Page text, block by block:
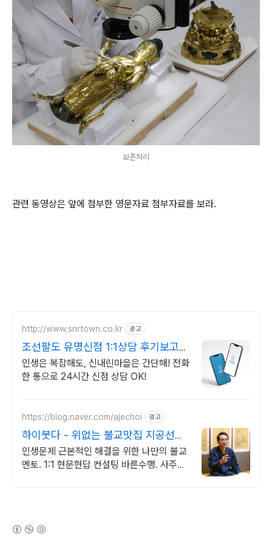
보존처리
관련 동영상은 앞에 첨부한 영문자료 첨부자료를 보라.
http://www.snrtown.co.kr 광고
조선팔도 유명신점 1:1상담 후기보고
결정하세요!
인생은 복잡해도, 신내린마을은 간단해! 전화
한 통으로 24시간 신점 상담 OK!
https://blog.naver.com/ajechoi 광고
하이붓다 - 위없는 불교맛집 지공선사
TV 유튜브 운영
인생문제 근본적인 해결을 위한 나만의 불교
멘토. 1:1 현문현답 컨설팅 바른수행. 사주알